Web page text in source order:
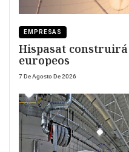
EMPRESAS
Hispasat
europeos
7 De Agosto De 2026